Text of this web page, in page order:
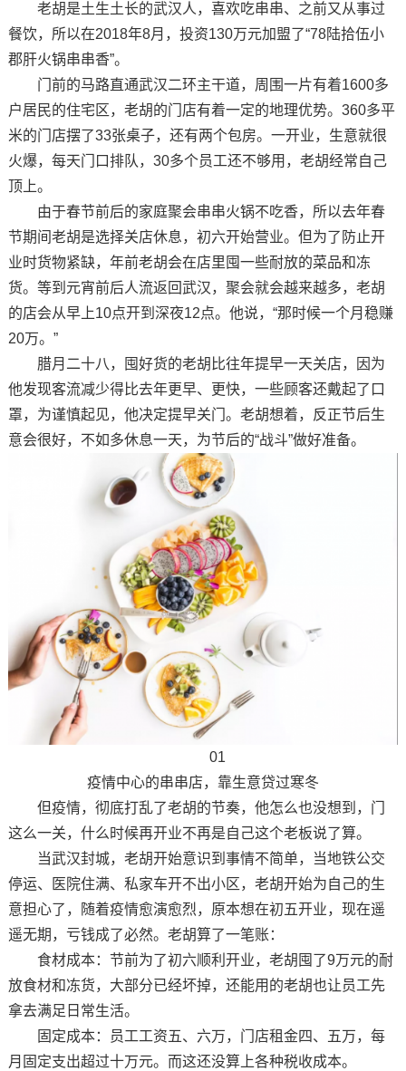
老胡是土生土长的武汉人，喜欢吃串串、之前又从事过
餐饮，所以在2018年8月，投资130万元加盟了“78陆拾伍小
郡肝火锅串串香”。
门前的马路直通武汉二环主干道，周围一片有着1600多
户居民的住宅区，老胡的门店有着一定的地理优势。360多平
米的门店摆了33张桌子，还有两个包房。一开业，生意就很
火爆，每天门口排队，30多个员工还不够用，老胡经常自己
顶上。
由于春节前后的家庭聚会串串火锅不吃香，所以去年春
节期间老胡是选择关店休息，初六开始营业。但为了防止开
业时货物紧缺，年前老胡会在店里囤一些耐放的菜品和冻
货。等到元宵前后人流返回武汉，聚会就会越来越多，老胡
的店会从早上10点开到深夜12点。他说，“那时候一个月稳赚
20万。”
腊月二十八，囤好货的老胡比往年提早一天关店，因为
他发现客流减少得比去年更早、更快，一些顾客还戴起了口
罩，为谨慎起见，他决定提早关门。老胡想着，反正节后生
意会很好，不如多休息一天，为节后的“战斗”做好准备。
01
疫情中心的串串店，靠生意贷过寒冬
但疫情，彻底打乱了老胡的节奏，他怎么也没想到，门
这么一关，什么时候再开业不再是自己这个老板说了算。
当武汉封城，老胡开始意识到事情不简单，当地铁公交
停运、医院住满、私家车开不出小区，老胡开始为自己的生
意担心了，随着疫情愈演愈烈，原本想在初五开业，现在遥
遥无期，亏钱成了必然。老胡算了一笔账：
食材成本：节前为了初六顺利开业，老胡囤了9万元的耐
放食材和冻货，大部分已经坏掉，还能用的老胡也让员工先
拿去满足日常生活。
固定成本：员工工资五、六万，门店租金四、五万，每
月固定支出超过十万元。而这还没算上各种税收成本。